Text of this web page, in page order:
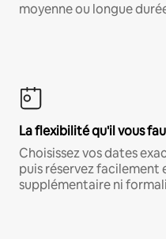
moyenne ou longue
La flexibilité qu'il vous
Choisissez vos dates
puis réservez facilement
supplémentaire ni